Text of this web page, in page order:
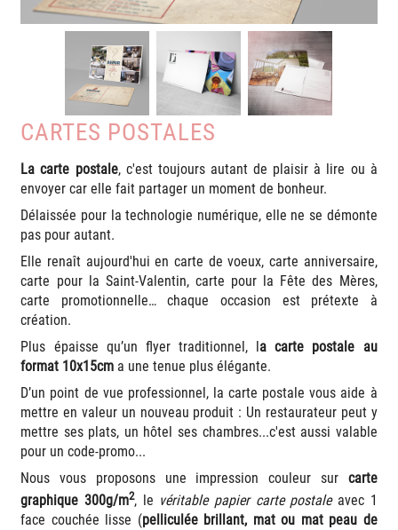
CARTES POSTALES
La carte postale, c'est toujours autant de plaisir à lire ou à
envoyer car elle fait partager un moment de bonheur.
Délaissée pour la technologie numérique, elle ne se démonte
pas pour autant.
Elle renaît aujourd'hui en carte de voeux, carte anniversaire,
carte pour la Saint-Valentin, carte pour la Fête des Mères,
carte promotionnelle… chaque occasion est prétexte à
création.
Plus épaisse qu’un flyertraditionnel, la carte postale au
format 10x15cm a une tenue plus élégante.
D’un point de vue professionnel, la carte postale vous aide à
mettre en valeur un nouveau produit : Un restaurateur peut y
mettre ses plats, un hôtel ses chambres...c'est aussi valable
pour un code-promo...
Nous vous proposons une impression couleur sur carte
graphique 300g/m2, le véritable papier carte postaleavec 1
face couchée lisse (pelliculée brillant, mat ou mat peau de